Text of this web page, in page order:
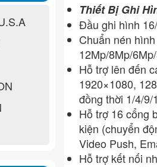
Thiết Bị Ghi
Đầu ghi hình
Chuẩn nén
12Mp/8Mp/
Hỗ trợ lên đến
1920×1080,
đồng thời 1/4/9/
Hỗ trợ 16 cổng
kiện (chuyển
Video Push,
Hỗ trợ kết nối